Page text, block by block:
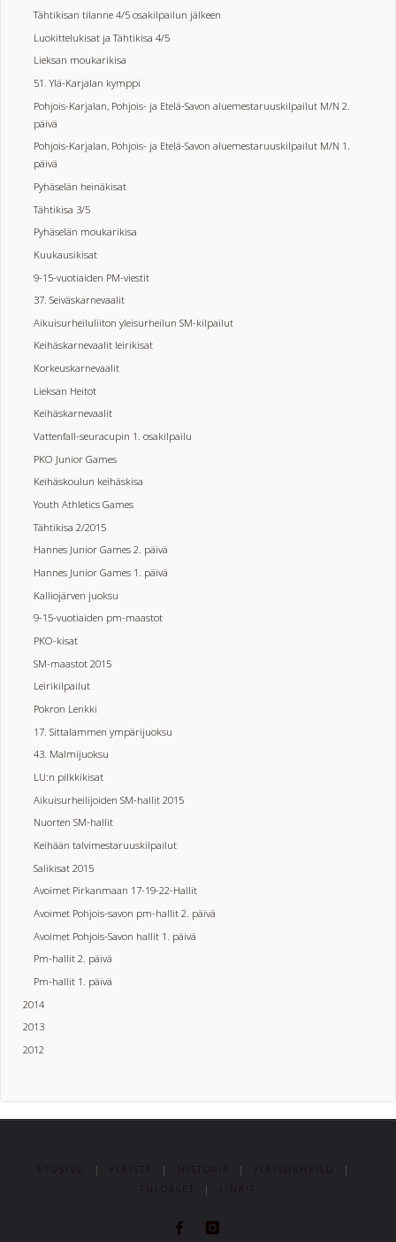
Tähtikisan tilanne 4/5 osakilpailun jälkeen
Luokittelukisat ja Tähtikisa 4/5
Lieksan moukarikisa
51. Ylä-Karjalan kymppi
Pohjois-Karjalan, Pohjois- ja Etelä-Savon aluemestaruuskilpailut M/N 2.
päivä
Pohjois-Karjalan, Pohjois- ja Etelä-Savon aluemestaruuskilpailut M/N 1.
päivä
Pyhäselän heinäkisat
Tähtikisa 3/5
Pyhäselän moukarikisa
Kuukausikisat
9-15-vuotiaiden PM-viestit
37. Seiväskarnevaalit
Aikuisurheiluliiton yleisurheilun SM-kilpailut
Keihäskarnevaalit leirikisat
Korkeuskarnevaalit
Lieksan Heitot
Keihäskarnevaalit
Vattenfall-seuracupin 1. osakilpailu
PKO Junior Games
Keihäskoulun keihäskisa
Youth Athletics Games
Tähtikisa 2/2015
Hannes Junior Games 2. päivä
Hannes Junior Games 1. päivä
Kalliojärven juoksu
9-15-vuotiaiden pm-maastot
PKO-kisat
SM-maastot 2015
Leirikilpailut
Pokron Lenkki
17. Sittalammen ympärijuoksu
43. Malmijuoksu
LU:n pilkkikisat
Aikuisurheilijoiden SM-hallit 2015
Nuorten SM-hallit
Keihään talvimestaruuskilpailut
Salikisat 2015
Avoimet Pirkanmaan 17-19-22-Hallit
Avoimet Pohjois-savon pm-hallit 2. päivä
Avoimet Pohjois-Savon hallit 1. päivä
Pm-hallit 2. päivä
Pm-hallit 1. päivä
2014
2013
2012
ETUSIVU | YLEISTÄ | HISTORIA | YLEISURHEILU
|
TULOKSET
| LINKIT